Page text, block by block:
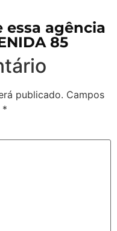
essa agência
85
publicado. Campos
*